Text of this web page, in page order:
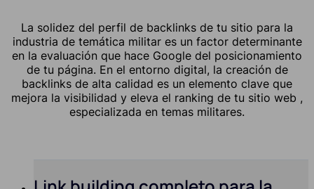
La solidez del perfil de backlinks de tu sitio para la
industria de temática militar es un factor determinante
en la evaluación que hace Google del posicionamiento
de tu página. En el entorno digital, la creación de
backlinks de alta calidad es un elemento clave que
mejora la visibilidad y eleva el ranking de tu sitio web ,
especializada en temas militares.